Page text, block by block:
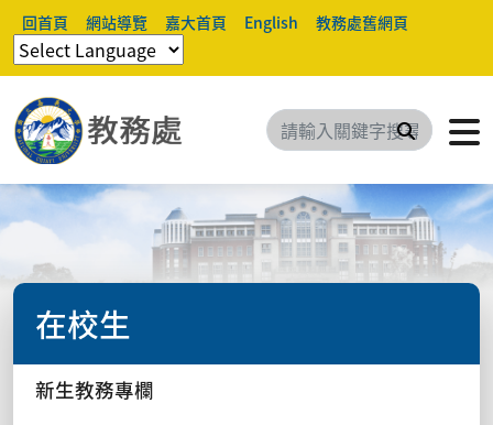
回首頁 網站導覽 嘉大首頁 English 教務處舊網頁
搜尋
在校生
新生教務專欄